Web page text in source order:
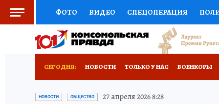
ФОТО ВИДЕО СПЕЦОПЕРАЦИЯ
СОЦПОДДЕРЖКА НАУКА СПОРТ
СЕГОДНЯ: НОВОСТИ ТОЛЬКО У НАС ВОЕНКОРЫ
НОВОРОССИЯ АФИША
НОВОСТИ ОБЩЕСТВО 27 апреля 2026 8:28